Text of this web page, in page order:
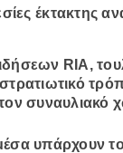
έκτακτης
RIA,
υπάρχουν